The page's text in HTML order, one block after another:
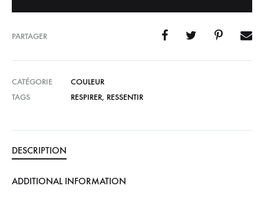
PARTAGER
CATÉGORIE
COULEUR
TAGS
RESPIRER, RESSENTIR
DESCRIPTION
ADDITIONAL INFORMATION